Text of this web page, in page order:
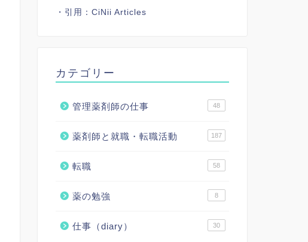
・引用： CiNii Articles
カテゴリー
管理薬剤師の仕事 48
薬剤師と就職・転職活動 187
転職 58
薬の勉強 8
仕事（diary） 30